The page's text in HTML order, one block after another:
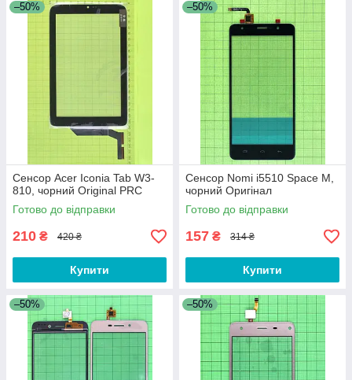
–50%
Сенсор Acer Iconia Tab W3-
810, чорний Original PRC
Готово до відправки
210 ₴ 420 ₴
Купити
–50%
Сенсор Nomi i5510 Space M,
чорний Оригінал
Готово до відправки
157 ₴ 314 ₴
Купити
–50% –50%